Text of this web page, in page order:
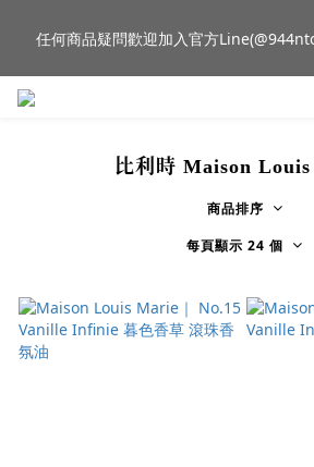
群門市展示中✨
任何商品疑問歡迎加入官方
新品到貨｜日本燈具品牌 Ambientec 年度
比利時 Maison
商品排序
每頁顯示 24 個